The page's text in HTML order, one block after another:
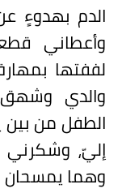
الدم بهدوءٍ
وأعطاني
لففتها
والدي وشهق
الطفل من بين
إليّ، وشكرني
وهما